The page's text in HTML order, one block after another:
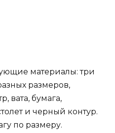
материалы: три
размеров,
вата, бумага,
и черный контур.
по размеру.